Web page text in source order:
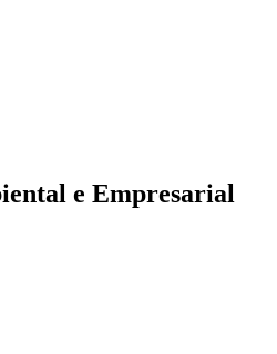
e Empresarial